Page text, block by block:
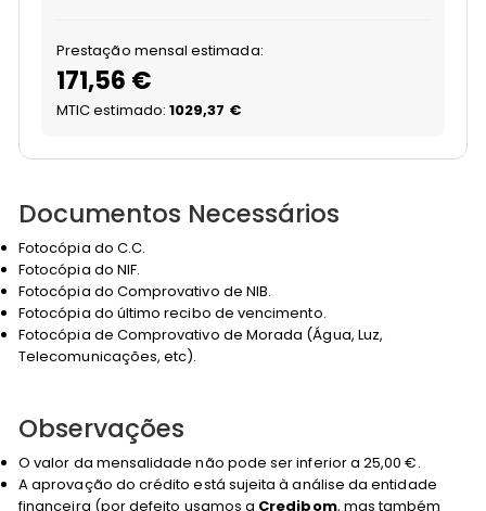
Prestação mensal estimada:
171,56 €
MTIC estimado: 1029,37 €
Documentos Necessários
Fotocópia do C.C.
Fotocópia do NIF.
Fotocópia do Comprovativo de NIB.
Fotocópia do último recibo de vencimento.
Fotocópia de Comprovativo de Morada (Água, Luz,
Telecomunicações, etc).
Observações
O valor da mensalidade não pode ser inferior a 25,00 €.
A aprovação do crédito está sujeita à análise da entidade
financeira (por defeito usamos a Credibom, mas também